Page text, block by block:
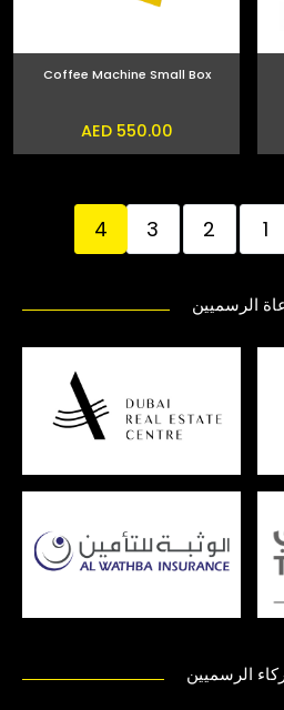
Coffee Machine Small Box
AED 550.00
1
2
3
4
الرسميين
الرسميين